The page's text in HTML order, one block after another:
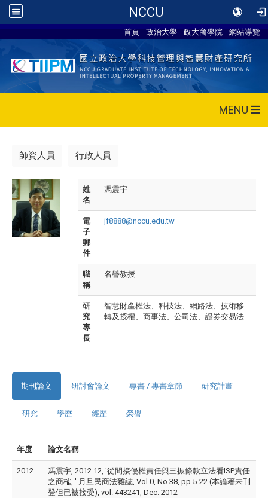
NCCU
首頁 政治大學 政大商學院 網站導覽
MENU
師資人員 行政人員
姓
名
馮震宇
電
子
郵
件
jf8888@nccu.edu.tw
職
稱
名譽教授
研
究
專
長
智慧財產權法、科技法、網路法、技術移
轉及授權、商事法、公司法、證券交易法
期刊論文 研討會論文 專書 / 專書章節 研究計畫
研究 學歷 經歷 榮譽
年度 論文名稱
2012
馮震宇, 2012.12, '從間接侵權責任與三振條款立法看ISP責任
之商榷, ' 月旦民商法雜誌, Vol.0, No.38, pp.5-22.(本論著未刊
登但已被接受), vol. 443241, Dec. 2012